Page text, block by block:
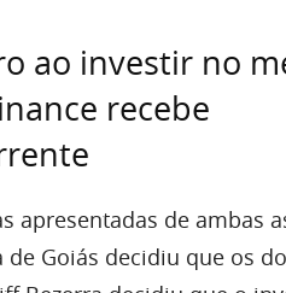
ao investir no
recebe
apresentadas de ambas
Goiás decidiu que os